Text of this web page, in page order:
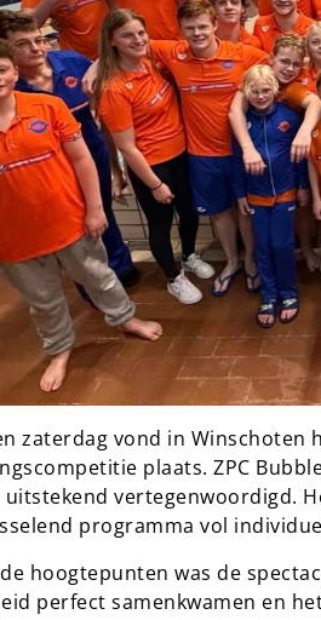
zaterdag vond in Winschoten
plaats. ZPC
uitstekend vertegenwoordigd.
programma vol
hoogtepunten was de
perfect samenkwamen en